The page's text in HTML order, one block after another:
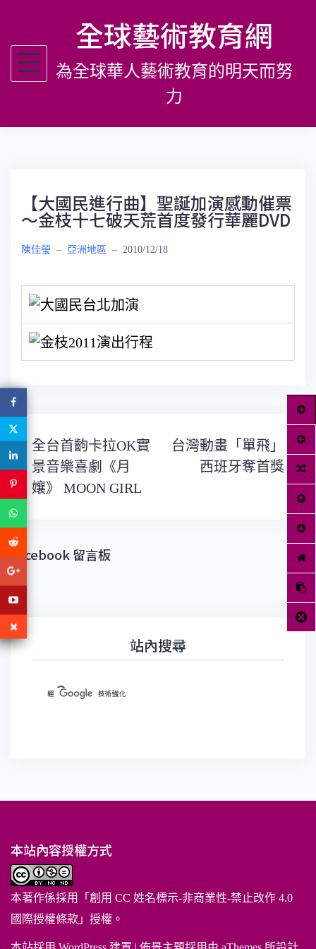
主
全球藝術教育網
為全球華人藝術教育的明天而努
力
【大國民進行曲】聖誕加演感動催票
～金枝十七破天荒首度發行華麗DVD
陳佳瑩 – 亞洲地區 – 2010/12/18
文
章
導
覽
全台首齣卡拉OK實
景音樂喜劇《月
孃》 MOON GIRL
台灣動畫「單飛」
西班牙奪首獎
Facebook 留言板
站內搜尋
本站內容授權方式
本著作係採用「 創用 CC 姓名標示-非商業性-禁止改作 4.0
國際授權條款 」授權。